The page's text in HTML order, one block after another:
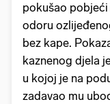
pokušao
odoru
bez kape.
kaznenog djela
u kojoj je na
zadavao mu